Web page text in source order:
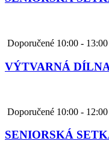
Doporučené 10:00 - 13:00
VÝTVARNÁ
Doporučené 10:00 - 12:00
SENIORSKÁ